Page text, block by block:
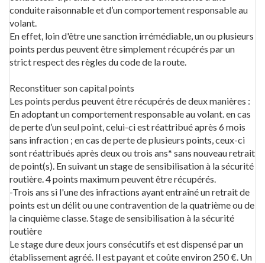
conduite raisonnable et d’un comportement responsable au
volant.
En effet, loin d'être une sanction irrémédiable, un ou plusieurs
points perdus peuvent être simplement récupérés par un
strict respect des règles du code de la route.
Reconstituer son capital points
Les points perdus peuvent être récupérés de deux manières :
En adoptant un comportement responsable au volant. en cas
de perte d’un seul point, celui-ci est réattribué après 6 mois
sans infraction ; en cas de perte de plusieurs points, ceux-ci
sont réattribués après deux ou trois ans* sans nouveau retrait
de point(s). En suivant un stage de sensibilisation à la sécurité
routière. 4 points maximum peuvent être récupérés.
-Trois ans si l'une des infractions ayant entraîné un retrait de
points est un délit ou une contravention de la quatrième ou de
la cinquième classe. Stage de sensibilisation à la sécurité
routière
Le stage dure deux jours consécutifs et est dispensé par un
établissement agréé. Il est payant et coûte environ 250 €. Un